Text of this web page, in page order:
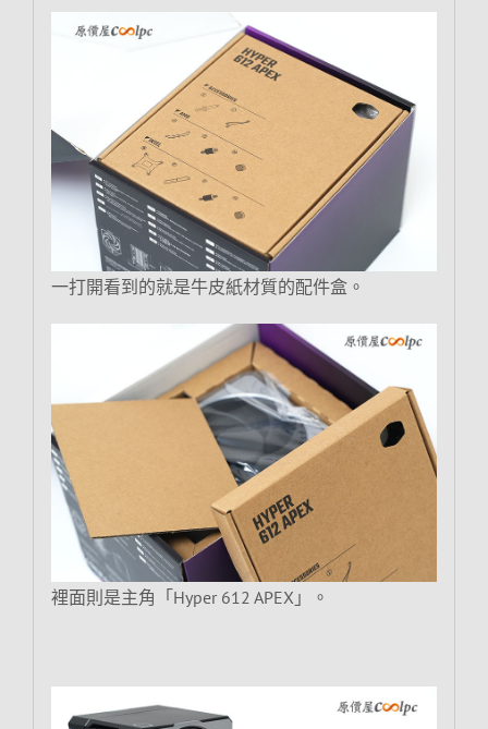
一打開看到的就是牛皮紙材質的配件盒。
裡面則是主角「Hyper 612 APEX」。